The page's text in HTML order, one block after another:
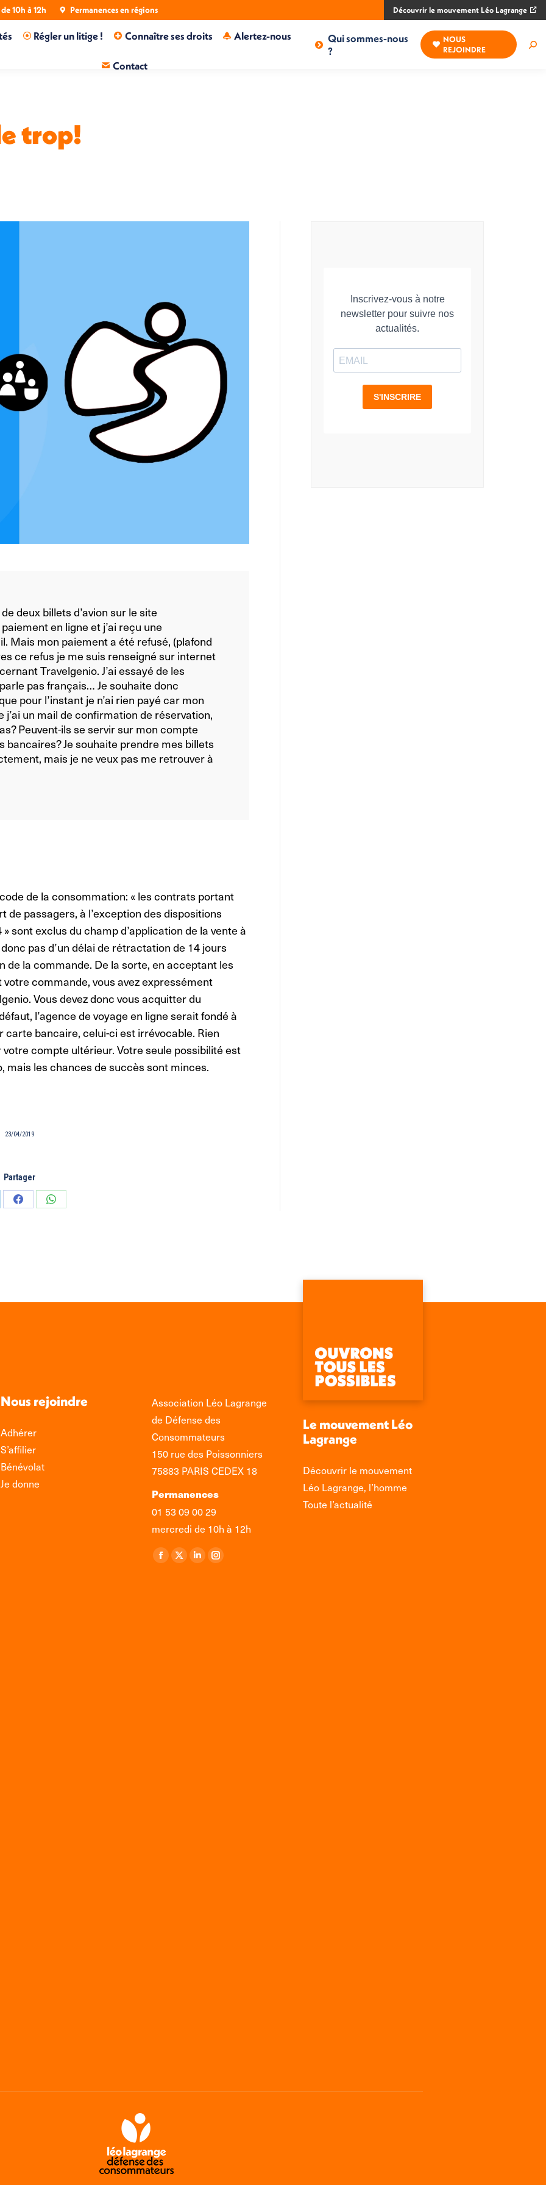
10h à 12h Permanences en régions Découvrir le mouvement Léo Lagrange
Régler un litige ! Connaître ses droits Alertez-nous
Contact
Qui sommes-nous
?
NOUS
REJOINDRE
trop!
deux billets d’avion sur le site
en ligne et j’ai reçu une
Mais mon paiement a été refusé, (plafond
ce refus je me suis renseigné sur internet
Travelgenio. J’ai essayé de les
pas français… Je souhaite donc
pour l’instant je n’ai rien payé car mon
un mail de confirmation de réservation,
Peuvent-ils se servir sur mon compte
bancaires? Je souhaite prendre mes billets
mais je ne veux pas me retrouver à
de la consommation: « les contrats portant
de passagers, à l’exception des dispositions
sont exclus du champ d’application de la vente à
pas d’un délai de rétractation de 14 jours
de la commande. De la sorte, en acceptant les
commande, vous avez expressément
Vous devez donc vous acquitter du
l’agence de voyage en ligne serait fondé à
carte bancaire, celui-ci est irrévocable. Rien
compte ultérieur. Votre seule possibilité est
mais les chances de succès sont minces.
23/04/2019
Partager
PartagerPartager
Nous rejoindre
Adhérer
S’affilier
Bénévolat
Je donne
Association Léo Lagrange
de Défense des
Consommateurs
150 rue des Poissonniers
75883 PARIS CEDEX 18
Permanences
01 53 09 00 29
mercredi de 10h à 12h
Retrouvez-nous sur :
La
La
La
La
Le mouvement Léo
Lagrange
Découvrir le mouvement
Léo Lagrange, l’homme
Toute l’actualité